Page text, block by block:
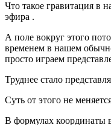
Что такое гравитация в
эфира .
А поле вокруг этого
временем в нашем
просто играем
Труднее стало
Суть от этого не
В формулах координаты